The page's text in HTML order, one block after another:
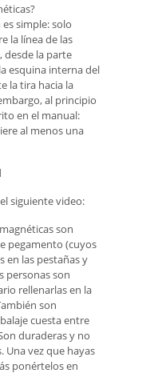
simple: solo
la línea de las
desde la parte
esquina interna del
la tira hacia la
al principio
en el manual:
al menos una
siguiente video:
son
pegamento (cuyos
en las pestañas y
personas son
rellenarlas en la
son
cuesta entre
duraderas y no
Una vez que hayas
ponértelos en